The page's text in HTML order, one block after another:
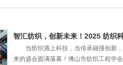
当纺织遇上科技，当传承碰撞创新
来的盛会圆满落幕！佛山市纺织工程学